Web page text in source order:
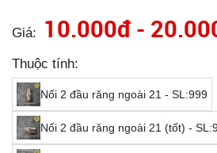
Giá: 10.000đ -
Thuộc tính:
Nối 2 đầu răng ngoài 21 - SL:999
Nối 2 đầu răng ngoài 21 (tốt) -